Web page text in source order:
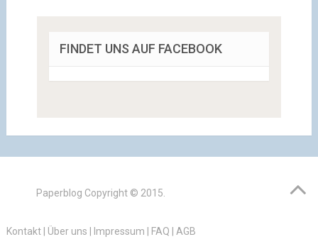
FINDET UNS AUF FACEBOOK
Paperblog Copyright © 2015.
Kontakt| Über uns Impressum FAQ AGB